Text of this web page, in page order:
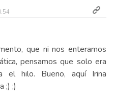
que ni nos enteramos
pensamos que solo era
el hilo. Bueno, aquí Irina
;) ;)